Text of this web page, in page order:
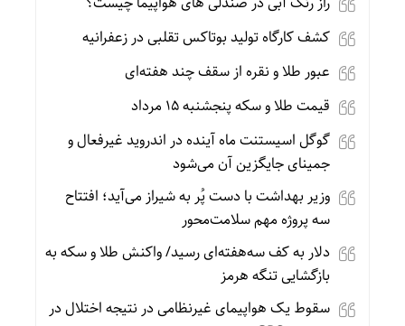
کشف کارگاه تولید بوتاکس تقلبی در زعفرانیه
عبور طلا و نقره از سقف چند هفته‌ای
قیمت طلا و سکه پنجشنبه 15 مرداد
گوگل اسیستنت ماه آینده در اندروید غیرفعال و
جمینای جایگزین آن می‌شود
وزیر بهداشت با دست پُر به شیراز می‌آید؛ افتتاح
سه پروژه مهم سلامت‌محور
دلار به کف سه‌هفته‌ای رسید/ واکنش طلا و سکه به
بازگشایی تنگه هرمز
سقوط یک هواپیمای غیرنظامی در نتیجه اختلال در